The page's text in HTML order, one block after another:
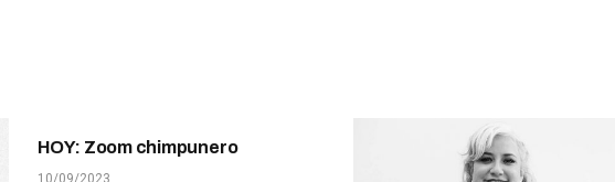
HOY: Zoom chimpunero
10/09/2023